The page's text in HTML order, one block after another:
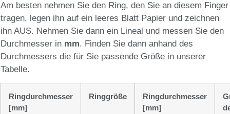
Am besten nehmen Sie den Ring, den Sie an diesem Finger
tragen, legen ihn auf ein leeres Blatt Papier und zeichnen
ihn AUS. Nehmen Sie dann ein Lineal und messen Sie den
Durchmesser in mm. Finden Sie dann anhand des
Durchmessers die für Sie passende Größe in unserer
Tabelle.
Ringdurchmesser
[mm]
Ringgröße
Ringdurchmesser
[mm]